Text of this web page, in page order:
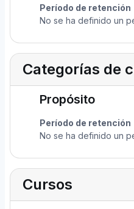
Período de retención
No se ha definido un
Categorías de
Propósito
Período de retención
No se ha definido un
Cursos